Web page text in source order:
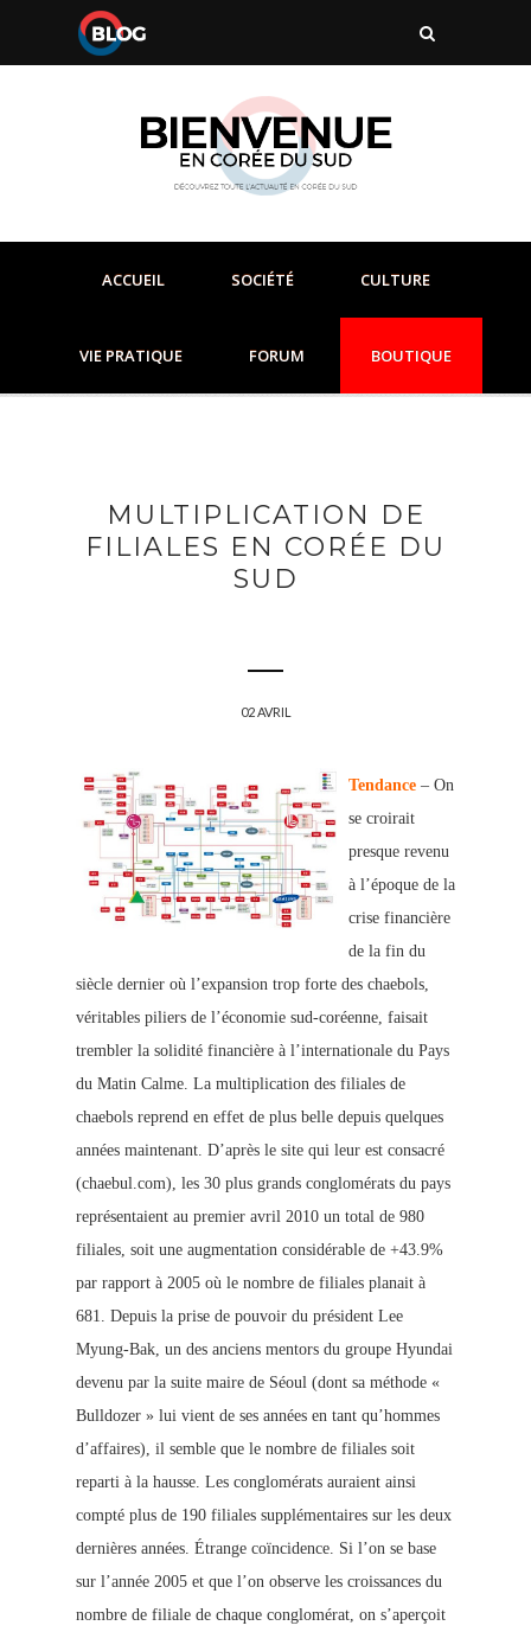
ACCUEIL SOCIÉTÉ CULTURE
VIE PRATIQUE FORUM BOUTIQUE
MULTIPLICATION DE
FILIALES EN CORÉE DU
SUD
02 AVRIL
Tendance – On
se croirait
presque revenu
à l’époque de la
crise financière
de la fin du
siècle dernier où l’expansion trop forte des chaebols,
véritables piliers de l’économie sud-coréenne, faisait
trembler la solidité financière à l’internationale du Pays
du Matin Calme. La multiplication des filiales de
chaebols reprend en effet de plus belle depuis quelques
années maintenant. D’après le site qui leur est consacré
(chaebul.com), les 30 plus grands conglomérats du pays
représentaient au premier avril 2010 un total de 980
filiales, soit une augmentation considérable de +43.9%
par rapport à 2005 où le nombre de filiales planait à
681. Depuis la prise de pouvoir du président Lee
Myung-Bak, un des anciens mentors du groupe Hyundai
devenu par la suite maire de Séoul (dont sa méthode «
Bulldozer » lui vient de ses années en tant qu’hommes
d’affaires), il semble que le nombre de filiales soit
reparti à la hausse. Les conglomérats auraient ainsi
compté plus de 190 filiales supplémentaires sur les deux
dernières années. Étrange coïncidence. Si l’on se base
sur l’année 2005 et que l’on observe les croissances du
nombre de filiale de chaque conglomérat, on s’aperçoit